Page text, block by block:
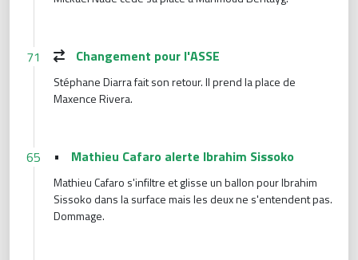
71 Changement pour l'ASSE
Stéphane Diarra fait son retour. Il prend la place de
Maxence Rivera.
65 • Mathieu Cafaro alerte Ibrahim Sissoko
Mathieu Cafaro s'infiltre et glisse un ballon pour Ibrahim
Sissoko dans la surface mais les deux ne s'entendent pas.
Dommage.